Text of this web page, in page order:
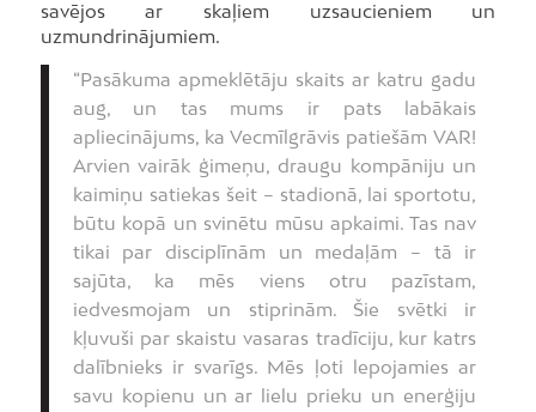
savējos ar skaļiem uzsaucieniem un
uzmundrinājumiem.
“Pasākuma apmeklētāju skaits ar katru gadu
aug, un tas mums ir pats labākais
apliecinājums, ka Vecmīlgrāvis patiešām VAR!
Arvien vairāk ģimeņu, draugu kompāniju un
kaimiņu satiekas šeit – stadionā, lai sportotu,
būtu kopā un svinētu mūsu apkaimi. Tas nav
tikai par disciplīnām un medaļām – tā ir
sajūta, ka mēs viens otru pazīstam,
iedvesmojam un stiprinām. Šie svētki ir
kļuvuši par skaistu vasaras tradīciju, kur katrs
dalībnieks ir svarīgs. Mēs ļoti lepojamies ar
savu kopienu un ar lielu prieku un enerģiju